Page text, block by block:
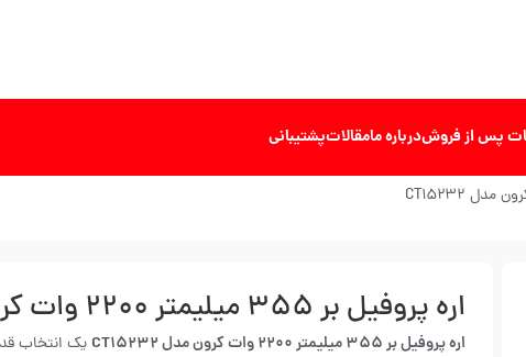
پس از فروشدرباره مامقالاتپشتیبانی
اره پروفیل بر ۳۵۵ میلیمتر ۲۲۰۰ وات کرون مدل CT۱۵۲۳۲
اره پروفیل بر 355 میلیمتر 2200 وات کرون مدل CT15232
یک انتخاب